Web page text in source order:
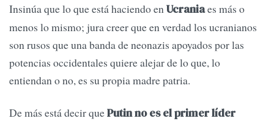
Insinúa que lo que está haciendo en Ucraniaes más o
menos lo mismo; jura creer que en verdad los ucranianos
son rusos que una banda de neonazis apoyados por las
potencias occidentales quiere alejar de lo que, lo
entiendan o no, es su propia madre patria.
De más está decir quePutin no es el primer líder